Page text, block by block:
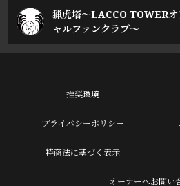
猟虎塔～LACCO TOWERオ
ャルファンクラブ～
推奨環境
プライバシーポリシー
特商法に基づく表示
オーナーへお問い